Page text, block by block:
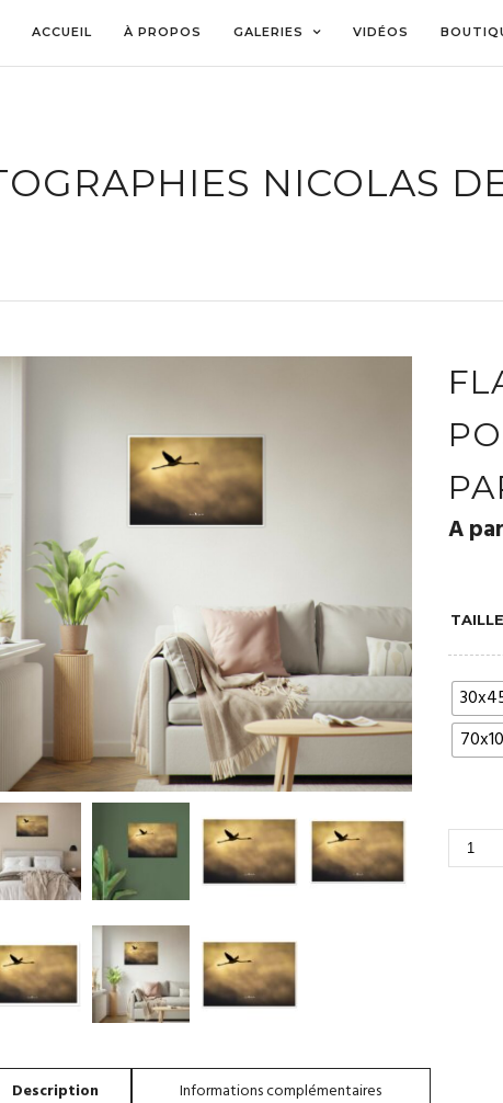
ACCUEIL À PROPOS GALERIES VIDÉOS
NICOLAS
A
TAILLE